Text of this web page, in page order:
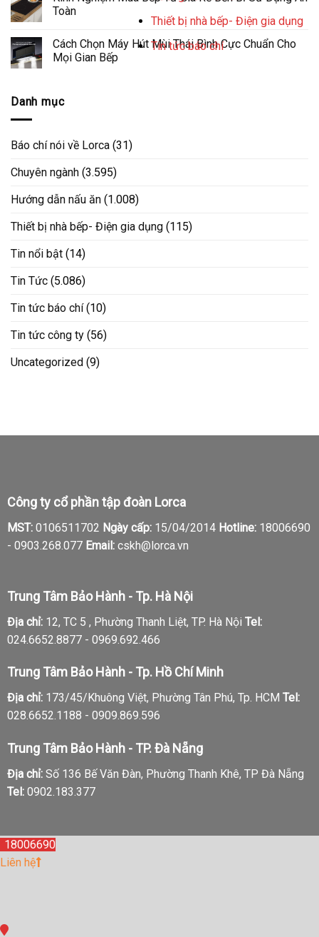
Thiết bị nhà bếp- Điện gia dụng
Tin tức báo chí
Toàn
Cách Chọn Máy Hút Mùi Thái Bình Cực Chuẩn Cho
Mọi Gian Bếp
Danh mục
Báo chí nói về Lorca (31)
Chuyên ngành (3.595)
Hướng dẫn nấu ăn (1.008)
Thiết bị nhà bếp- Điện gia dụng (115)
Tin nổi bật (14)
Tin Tức (5.086)
Tin tức báo chí(10)
Tin tức công ty (56)
Uncategorized (9)
Công ty cổ phần tập đoàn Lorca
MST:0106511702 Ngày cấp:15/04/2014 Hotline:18006690
- 0903.268.077 Email:cskh@lorca.vn
Trung Tâm Bảo Hành - Tp. Hà Nội
Địa chỉ:12, TC 5 , Phường Thanh Liệt, TP. Hà Nội Tel:
024.6652.8877 - 0969.692.466
Trung Tâm Bảo Hành - Tp. Hồ Chí Minh
Địa chỉ:173/45/Khuông Việt, Phường Tân Phú, Tp. HCM Tel:
028.6652.1188 - 0909.869.596
Trung Tâm Bảo Hành - TP. Đà Nẵng
Địa chỉ:Số 136 Bế Văn Đàn, Phường Thanh Khê, TP Đà Nẵng
Tel:0902.183.377
18006690
Liên hệ